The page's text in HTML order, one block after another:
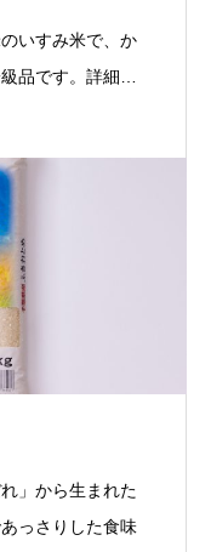
いすみ米で、か
品です。詳細…
」から生まれた
っさりした食味